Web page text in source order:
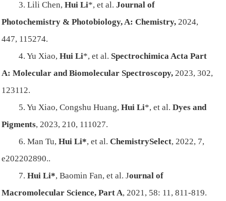
3. Lili Chen,Hui Li*, et al.Journal of
Photochemistry & Photobiology, A: Chemistry, 2024,
447, 115274.
4. Yu Xiao,Hui Li*, et al. Spectrochimica Acta Part
A: Molecular and Biomolecular Spectroscopy, 2023, 302,
123112.
5. Yu Xiao, Congshu Huang,Hui Li*, et al.Dyes and
Pigments, 2023, 210, 111027.
6. Man Tu,Hui Li*, et al.ChemistrySelect, 2022, 7,
e202202890..
7.Hui Li*, Baomin Fan, et al. Journal of
Macromolecular Science, Part A, 2021, 58: 11, 811-819.